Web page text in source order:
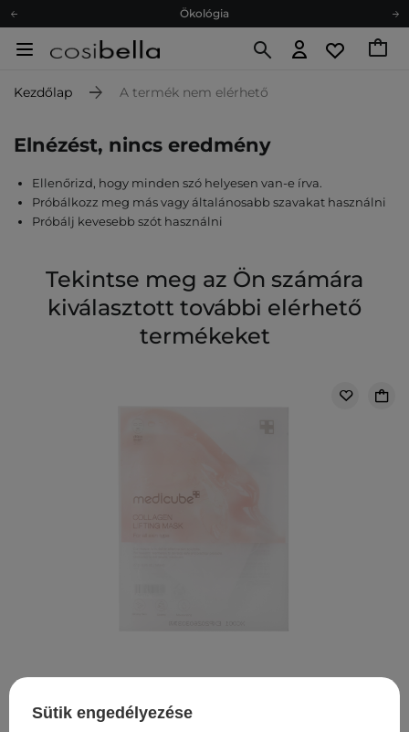
Ökológia
Hűségprogram
Ajándékkártya
Kezdőlap A termék nem elérhető
Elnézést, nincs eredmény
Ellenőrizd, hogy minden szó helyesen van-e írva.
Próbálkozz meg más vagy általánosabb szavakat használni
Próbálj kevesebb szót használni
Tekintse meg az Ön számára
kiválasztott további elérhető
termékeket
Kollagénes Arcmaszk - 1db/27g
Sütik engedélyezése